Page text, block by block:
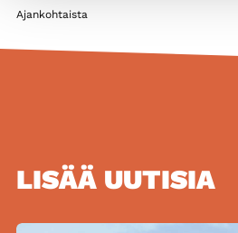
Ajankohtaista
LISÄÄ UUTISIA